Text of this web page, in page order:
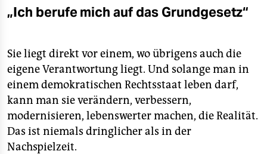
„Ich berufe mich auf das Grundgesetz“
Sie liegt direkt vor einem, wo übrigens auch die
eigene Verantwortung liegt. Und solange man in
einem demokratischen Rechtsstaat leben darf,
kann man sie verändern, verbessern,
modernisieren, lebenswerter machen, die Realität.
Das ist niemals dringlicher als in der
Nachspielzeit.